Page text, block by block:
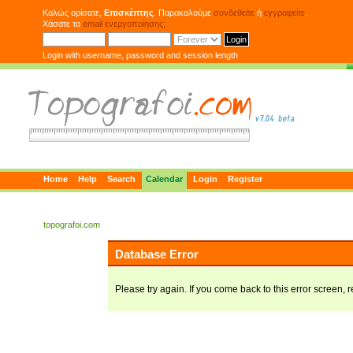
Καλώς ορίσατε, Επισκέπτης . Παρακαλούμε συνδεθείτε ή εγγραφείτε
Χάσατε το email ενεργοποίησης;
Login with username, password and session length
Home Help Search Calendar Login Register
topografoi.com
Database Error
Please try again. If you come back to this error screen,